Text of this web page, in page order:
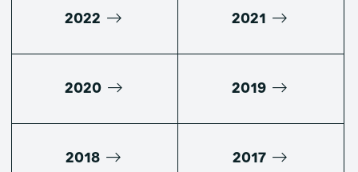
2022 2021
2020 2019
2018 2017